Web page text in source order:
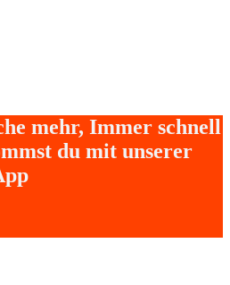
mehr, Immer schnell
du mit unserer